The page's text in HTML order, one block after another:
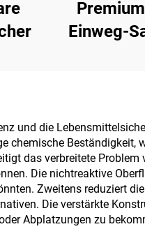
Einweg-
und die
chemische Beständigkeit,
das verbreitete Problem
Die nichtreaktive
Zweitens reduziert
Die verstärkte
Abplatzungen zu